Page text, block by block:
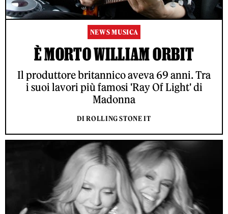
NEWS MUSICA
È MORTO WILLIAM ORBIT
Il produttore britannico aveva 69 anni. Tra
i suoi lavori più famosi 'Ray Of Light' di
Madonna
DI ROLLING STONE IT